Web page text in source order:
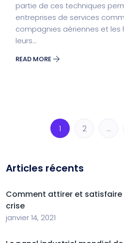
partie de ces techniques
entreprises de services
compagnies aériennes et
leurs...
READ MORE
1 2 …
Articles récents
Comment attirer et satisfaire
crise
janvier 14, 2021